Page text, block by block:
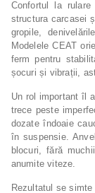
Confortul la
structura carcasei
gropile,
Modelele CEAT
ferm pentru
șocuri și vibrații,
Un rol important îl
trece peste
dozate îndoaie
în suspensie.
blocuri, fără
anumite viteze.
Rezultatul se